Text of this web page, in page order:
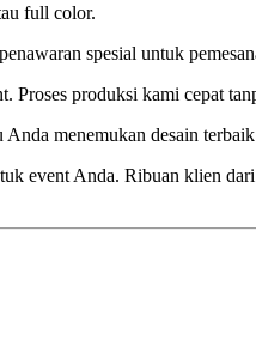
full color.
spesial untuk
Proses produksi kami cepat
menemukan desain
event Anda. Ribuan klien